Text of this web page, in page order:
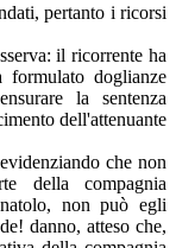
pertanto i ricorsi
il ricorrente ha
formulato doglianze
la sentenza
dell'attenuante
che non
della compagnia
non può egli
danno, atteso che,